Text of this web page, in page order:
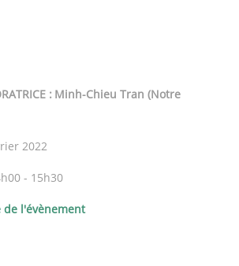
: Minh-Chieu Tran (Notre
2022
- 15h30
de l'évènement